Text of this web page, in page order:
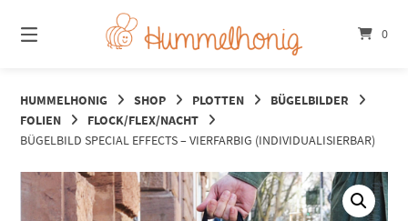
zum
Inhalt
0
HUMMELHONIG SHOP PLOTTEN
BÜGELBILDER
FOLIEN
FLOCK/FLEX/NACHT
BÜGELBILD SPECIAL EFFECTS – VIERFARBIG (INDIVIDUALISIERBAR)